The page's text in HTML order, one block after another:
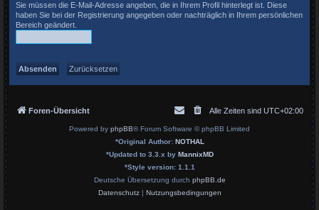
Sie müssen die E-Mail-Adresse angeben, die in Ihrem Profil hinterlegt ist. Diese
haben Sie bei der Registrierung angegeben oder nachträglich in Ihrem persönlichen
Bereich geändert.
Foren-Übersicht Alle Zeiten sind UTC+02:00
Powered by phpBB® Forum Software © phpBB Limited
*Original Author: NOTHAL
*Updated to 3.3.x by MannixMD
*Style version: 1.1.1
Deutsche Übersetzung durch phpBB.de
Datenschutz| Nutzungsbedingungen